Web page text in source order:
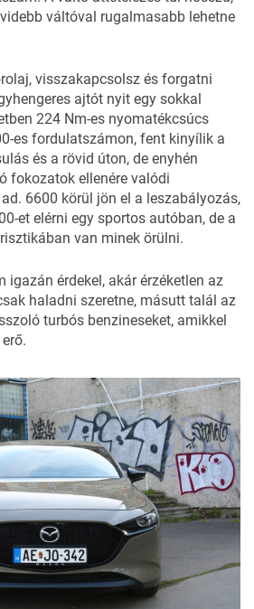
váltóval rugalmasabb lehetne
visszakapcsolsz és forgatni
ajtót nyit egy sokkal
224 Nm-es nyomatékcsúcs
es fordulatszámon, fent kinyílik a
és a rövid úton, de enyhén
fokozatok ellenére valódi
6600 körül jön el a leszabályozás,
et elérni egy sportos autóban, de a
van minek örülni.
igazán érdekel, akár érzéketlen az
haladni szeretne, másutt talál az
turbós benzineseket, amikkel